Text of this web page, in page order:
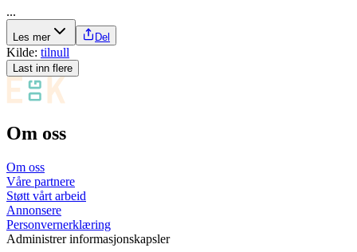
...
Les mer Del
Kilde: tilnull
Last inn flere
Om oss
Om oss
Våre partnere
Støtt vårt arbeid
Annonsere
Personvernerklæring
Administrer informasjonskapsler